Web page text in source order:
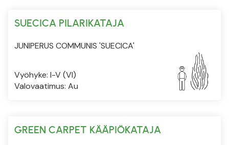
SUECICA PILARIKATAJA
JUNIPERUS COMMUNIS 'SUECICA'
Vyöhyke: I-V (VI)
Valovaatimus: Au
GREEN CARPET KÄÄPIÖKATAJA